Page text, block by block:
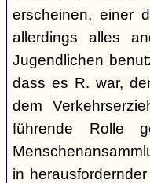
erscheinen, einer
allerdings alles
Jugendlichen
dass es R. war,
dem
führende Rolle
in